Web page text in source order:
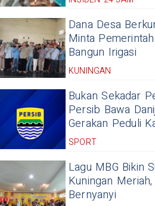
Dana Desa
Minta
Bangun Irigasi
KUNINGAN
Bukan Sekadar
Persib Bawa
Gerakan Peduli
SPORT
Lagu MBG Bikin
Kuningan
Bernyanyi